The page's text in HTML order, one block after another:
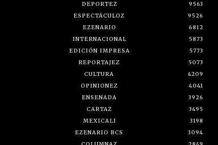
DEPORTEZ
9563
ESPECTÁCULOZ
9526
EZENARIO
6812
INTERNACIONAL
5873
EDICIÓN IMPRESA
5773
REPORTAJEZ
5073
CULTURA
4209
OPINIONEZ
4041
ENSENADA
3926
CARTAZ
3495
MEXICALI
3198
EZENARIO BCS
3094